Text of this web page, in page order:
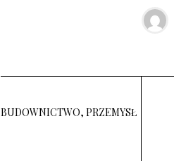
BUDOWNICTWO, PRZEMYSŁ